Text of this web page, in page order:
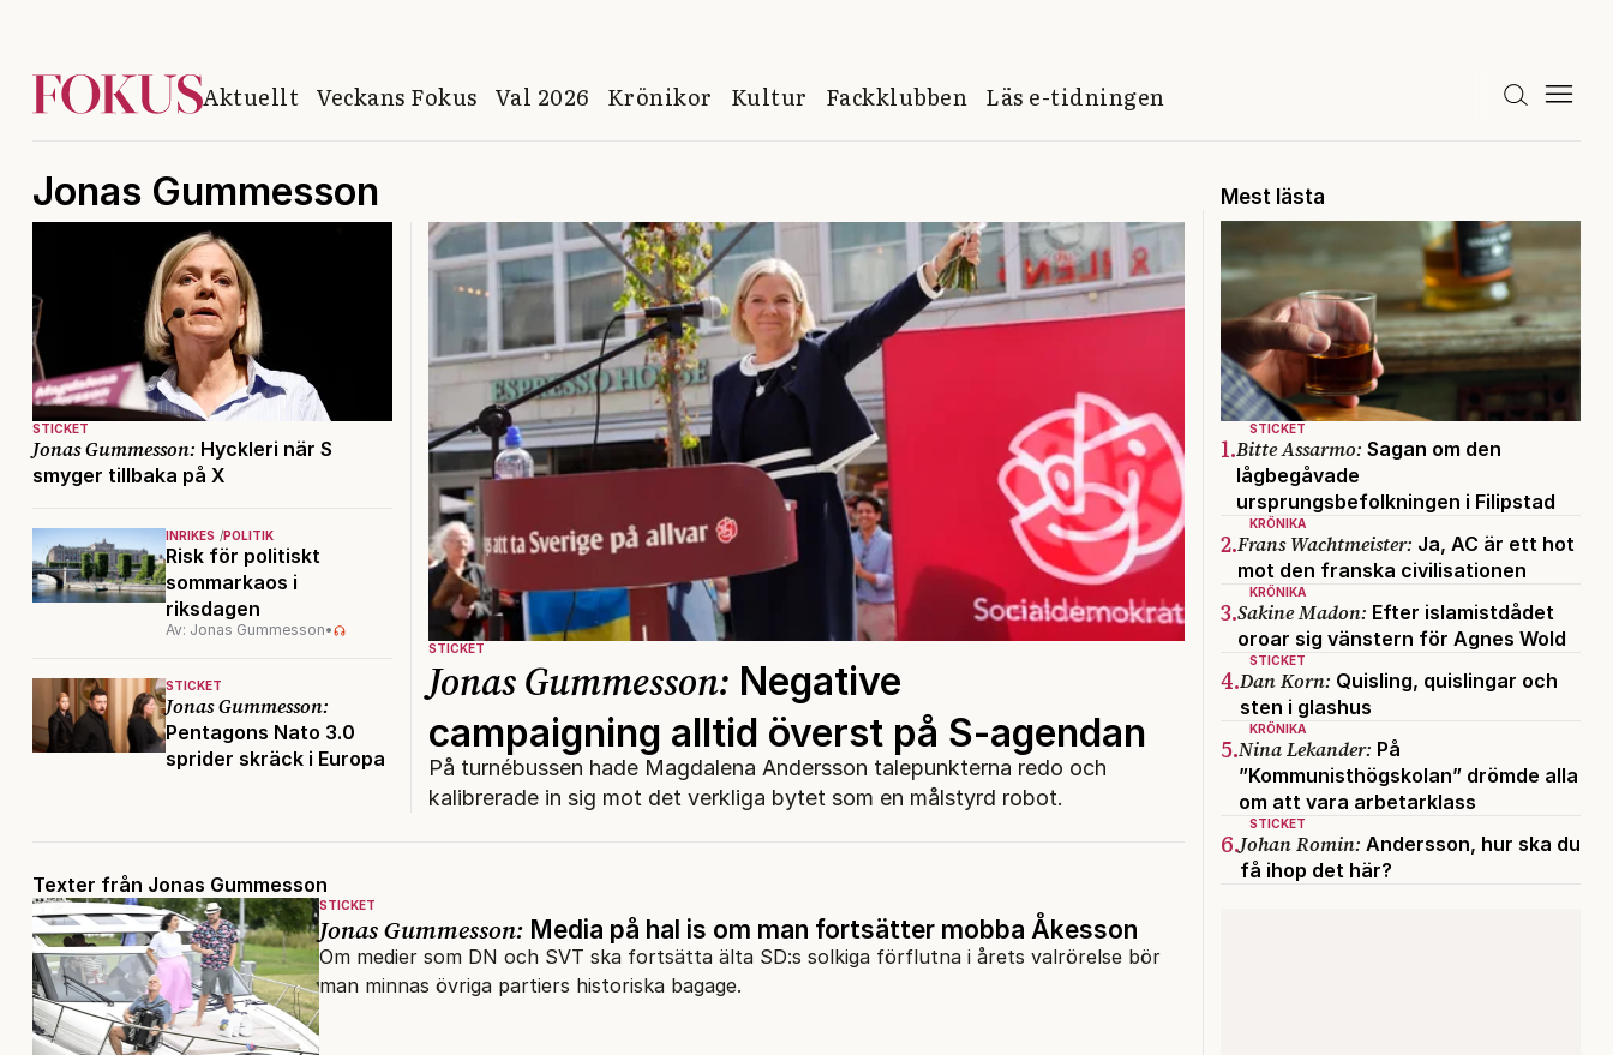
Aktuellt Veckans Fokus Val 2026 Krönikor Kultur Fackklubben Läs e-tidningen
Jonas Gummesson
STICKET
Jonas Gummesson: Hyckleri när S
smyger tillbaka på X
INRIKES POLITIK
Risk för politiskt
sommarkaos i
riksdagen
Av: Jonas Gummesson•
STICKET
Jonas Gummesson:
Pentagons Nato 3.0
sprider skräck i Europa
STICKET
Jonas Gummesson: Negative
campaigning alltid överst på S-agendan
På turnébussen hade Magdalena Andersson talepunkterna redo och
kalibrerade in sig mot det verkliga bytet som en målstyrd robot.
Texter från Jonas Gummesson
STICKET
Jonas Gummesson: Media på hal is om man fortsätter mobba Åkesson
Om medier som DN och SVT ska fortsätta älta SD:s solkiga förflutna i årets valrörelse bör
man minnas övriga partiers historiska bagage.
Mest lästa
STICKET
1.Bitte Assarmo: Sagan om den
lågbegåvade
ursprungsbefolkningen i Filipstad
KRÖNIKA
2.Frans Wachtmeister: Ja, AC är ett hot
mot den franska civilisationen
KRÖNIKA
3.Sakine Madon: Efter islamistdådet
oroar sig vänstern för Agnes Wold
STICKET
4.Dan Korn: Quisling, quislingar och
sten i glashus
KRÖNIKA
5.Nina Lekander: På
”Kommunisthögskolan” drömde alla
om att vara arbetarklass
STICKET
6.Johan Romin: Andersson, hur ska du
få ihop det här?